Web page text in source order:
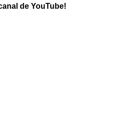
de YouTube!